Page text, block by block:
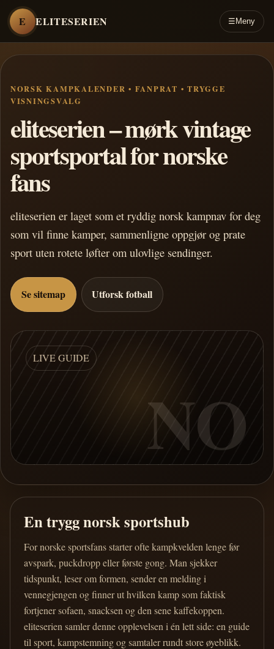
E ELITESERIEN ☰ Meny
NORSK KAMPKALENDER • FANPRAT • TRYGGE
VISNINGSVALG
eliteserien – mørk vintage
sportsportal for norske
fans
eliteserien er laget som et ryddig norsk kampnav for deg
som vil finne kamper, sammenligne oppgjør og prate
sport uten rotete løfter om ulovlige sendinger.
Se sitemap Utforsk fotball
LIVE GUIDE
NO
En trygg norsk sportshub
For norske sportsfans starter ofte kampkvelden lenge før
avspark, puckdropp eller første gong. Man sjekker
tidspunkt, leser om formen, sender en melding i
vennegjengen og finner ut hvilken kamp som faktisk
fortjener sofaen, snacksen og den sene kaffekoppen.
eliteserien samler denne opplevelsen i én lett side: en guide
til sport, kampstemning og samtaler rundt store øyeblikk.